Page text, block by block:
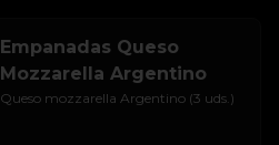
Empanadas Queso
Mozzarella Argentino
Queso mozzarella Argentino (3 uds.)